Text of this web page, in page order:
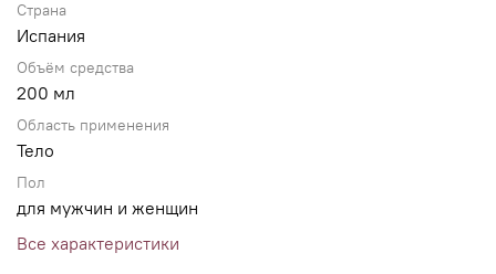
Страна
Испания
Объём средства
200 мл
Область применения
Тело
Пол
для мужчин и женщин
Все характеристики